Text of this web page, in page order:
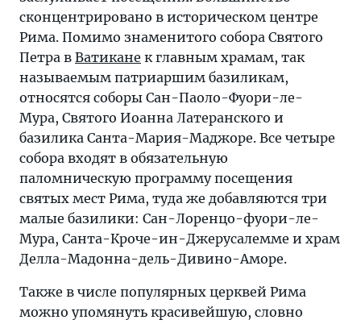
сконцентрировано в историческом центре
Рима. Помимо знаменитого собора Святого
Петра в Ватикане к главным храмам, так
называемым патриаршим базиликам,
относятся соборы Сан-Паоло-Фуори-ле-
Мура, Святого Иоанна Латеранского и
базилика Санта-Мария-Маджоре. Все четыре
собора входят в обязательную
паломническую программу посещения
святых мест Рима, туда же добавляются три
малые базилики: Сан-Лоренцо-фуори-ле-
Мура, Санта-Кроче-ин-Джерусалемме и храм
Делла-Мадонна-дель-Дивино-Аморе.
Также в числе популярных церквей Рима
можно упомянуть красивейшую, словно